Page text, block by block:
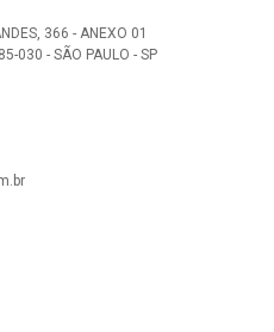
366 - ANEXO 01
030 - SÃO PAULO - SP